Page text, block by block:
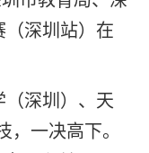
深圳站）在
深圳）、天
一决高下。